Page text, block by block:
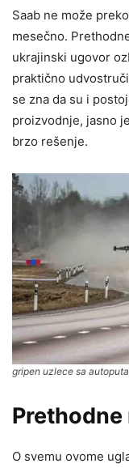
Saab ne može
mesečno.
ukrajinski ugovor
praktično
se zna da su i
proizvodnje, jasno
brzo rešenje.
gripen uzlece sa autoputa
Prethodne
O svemu ovome